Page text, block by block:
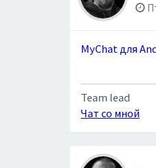
MyChat для
Team lead
Чат со мной